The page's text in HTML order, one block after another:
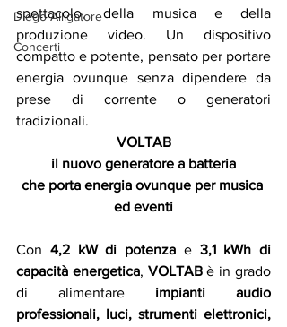
Diego Alligatore
Concerti
spettacolo, della musica e della
produzione video. Un dispositivo
compatto e potente, pensato per portare
energia ovunque senza dipendere da
prese di corrente o generatori
tradizionali.
VOLTAB
il nuovo generatore a batteria
che porta energia ovunque per musica
ed eventi
Con 4,2 kW di potenza e 3,1 kWh di
capacità energetica, VOLTAB è in grado
di alimentare impianti audio
professionali, luci, strumenti elettronici,